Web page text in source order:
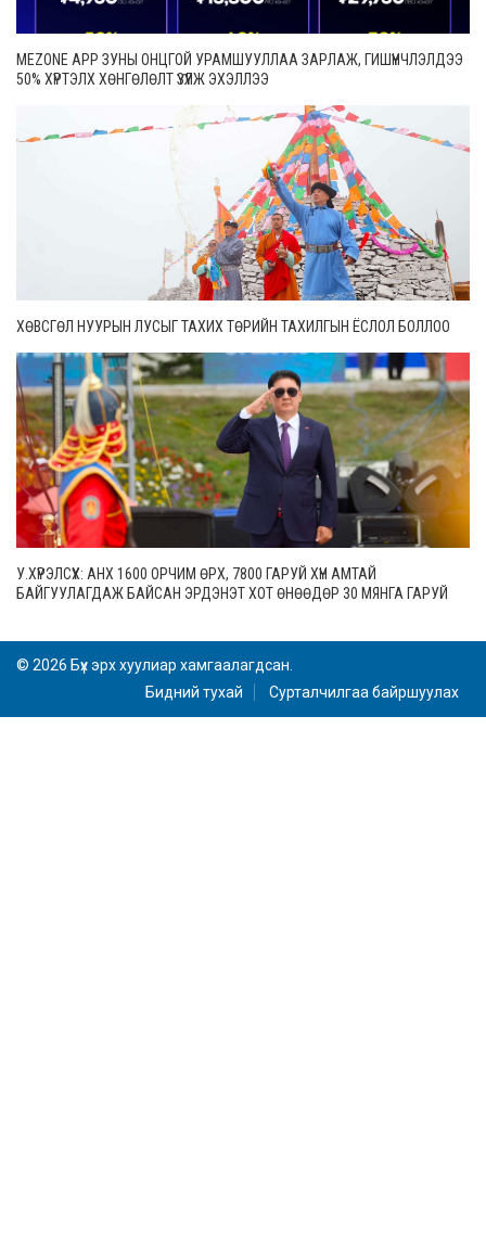
MEZONE APP ЗУНЫ ОНЦГОЙ УРАМШУУЛЛАА ЗАРЛАЖ, ГИШҮҮНЧЛЭЛДЭЭ
50% ХҮРТЭЛХ ХӨНГӨЛӨЛТ ҮЗҮҮЛЖ ЭХЭЛЛЭЭ
ХӨВСГӨЛ НУУРЫН ЛУСЫГ ТАХИХ ТӨРИЙН ТАХИЛГЫН ЁСЛОЛ БОЛЛОО
У.ХҮРЭЛСҮХ: АНХ 1600 ОРЧИМ ӨРХ, 7800 ГАРУЙ ХҮН АМТАЙ
БАЙГУУЛАГДАЖ БАЙСАН ЭРДЭНЭТ ХОТ ӨНӨӨДӨР 30 МЯНГА ГАРУЙ
© 2026 Бүх эрх хуулиар хамгаалагдсан.
Бидний тухай
Сурталчилгаа байршуулах